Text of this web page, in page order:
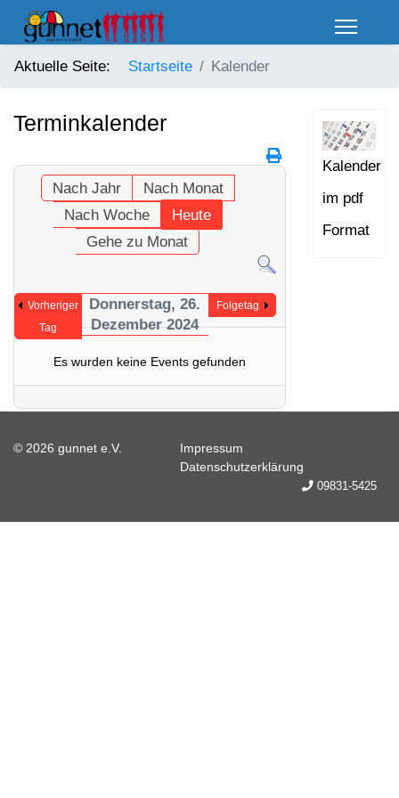
Aktuelle Seite: Startseite Kalender
Terminkalender
Nach Jahr
Nach Monat
Nach Woche
Heute
Gehe zu Monat
Vorheriger
Tag
Donnerstag, 26.
Dezember 2024
Folgetag
Es wurden keine Events gefunden
Kalender
im pdf
Format
© 2026 gunnet e.V.
Impressum
Datenschutzerklärung
09831-5425